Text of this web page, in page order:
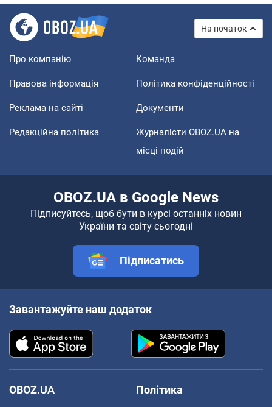
На початок
Про компанію Команда
Правова інформація Політика конфіденційності
Реклама на сайті Документи
Редакційна політика
Журналісти OBOZ.UA на
місці подій
OBOZ.UA в Google News
Підписуйтесь, щоб бути в курсі останніх новин
України та світу сьогодні
Підписатись
Завантажуйте наш додаток
OBOZ.UA
Політика